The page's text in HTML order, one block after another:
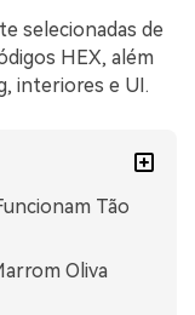
selecionadas de
HEX, além
interiores e UI.
Tão
Oliva